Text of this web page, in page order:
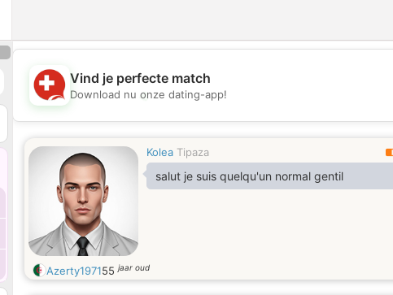
💕
Vind je perfecte match
Download nu onze dating-app!
Kolea Tipaza
salut je suis quelqu'un normal gentil
Azerty197155jaar oud